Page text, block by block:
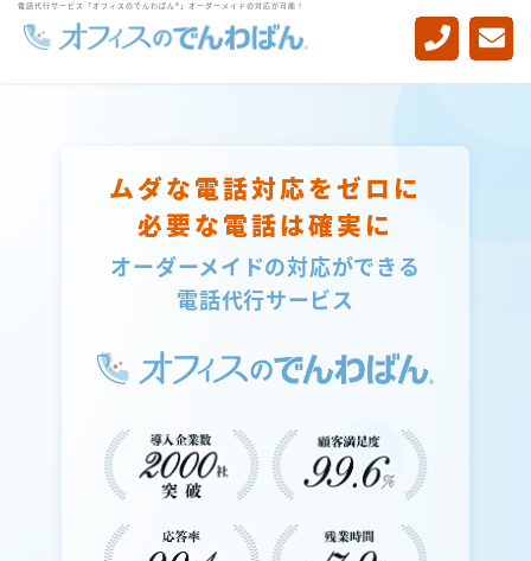
電話代行サービス「オフィスのでんわばん®」オーダーメイドの対応が可能！
-->
ムダな電話対応をゼロに
必要な電話は確実に
オーダーメイドの対応ができる
電話代行サービス